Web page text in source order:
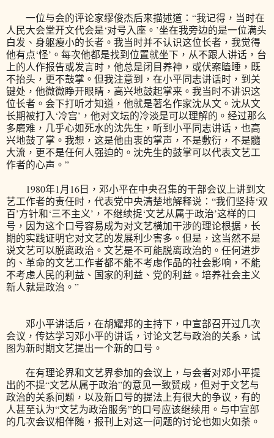
一位与会的评论家缪俊杰后来描述道：“我记得，当时在
人民大会堂开文代会是‘对号入座。’坐在我旁边的是一位满头
白发、身躯瘦小的长者。我当时并不认识这位长者，我觉得
他有点‘怪’。每次他都是找到位置就坐下，从不跟人讲话，台
上的人作报告或发言时，他总是闭目养神，或伏案瞌睡，既
不抬头，更不鼓掌。但我注意到，在小平同志讲话时，到关
键处，他微微睁开眼睛，高兴地鼓起掌来。我当时不讲识这
位长者。会下打听才知道，他就是著名作家沈从文。沈从文
长期被打入‘冷宫’，他对文坛的冷淡是可以理解的。经过那么
多磨难，几乎心如死水的沈先生，听到小平同志讲话，也高
兴地鼓了掌。我想，这是他由衷的掌声，不是敷衍，不是髓
大流，更不是任何人强迫的。沈先生的鼓掌可以代表文艺工
作者的心声。”
1980年1月16日，邓小平在中央召集的干部会议上讲到文
艺工作者的责任时，代表党中央清楚地解释说：“我们坚持‘双
百’方针和‘三不主义’，不继续捉‘文艺从属于政治’这样的口
号，因为这个口号容易成为对文艺横加干涉的理论根据，长
期的实践证明它对文艺的发展利少害多。但是，这当然不是
说文艺可以脱离政治。文艺是不可能脱离政治的。任何进步
的、革命的文艺工作者都不能不考虑作品的社会影响，不能
不考虑人民的利益、国家的利益、党的利益。培养社会主义
新人就是政治。”
邓小平讲话后，在胡耀邦的主持下，中宣部召开过几次
会议，传达学习邓小平的讲话，讨论文艺与政治的关系，试
图为新时期文艺提出一个新的口号。
在有理论界和文艺界参加的会议上，与会者对邓小平提
出的不提“文艺从属于政治”的意见一致赞成，但对于文艺与
政治的关系问题，以及新口号的提法上有很大的争议，有的
人甚至认为“文艺为政治服务”的口号应该继续用。与中宣部
的几次会议相伴随，报刊上对这一问题的讨论也如火如荼。